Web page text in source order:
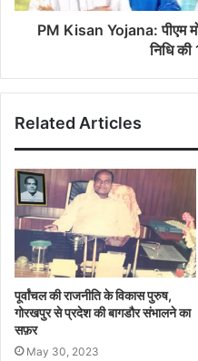
PM Kisan Yojana: पीएम
निधि
Related Articles
पूर्वांचल की राजनीति के विकास पुरुष,
गोरखपुर से प्रदेश की बागडौर संभालने का
सफ़र
May 30, 2023